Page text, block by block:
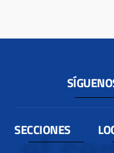
SECCIONES